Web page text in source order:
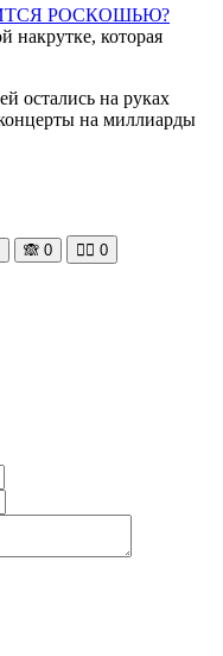
РОСКОШЬЮ?
накрутке, которая
остались на руках
на миллиарды
🙈 0 🧘‍♀️ 0